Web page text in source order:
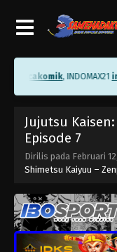
bacakomik, INDOMAX21
Jujutsu
Episode 7
Dirilis pada Februari
Shimetsu Kaiyuu –